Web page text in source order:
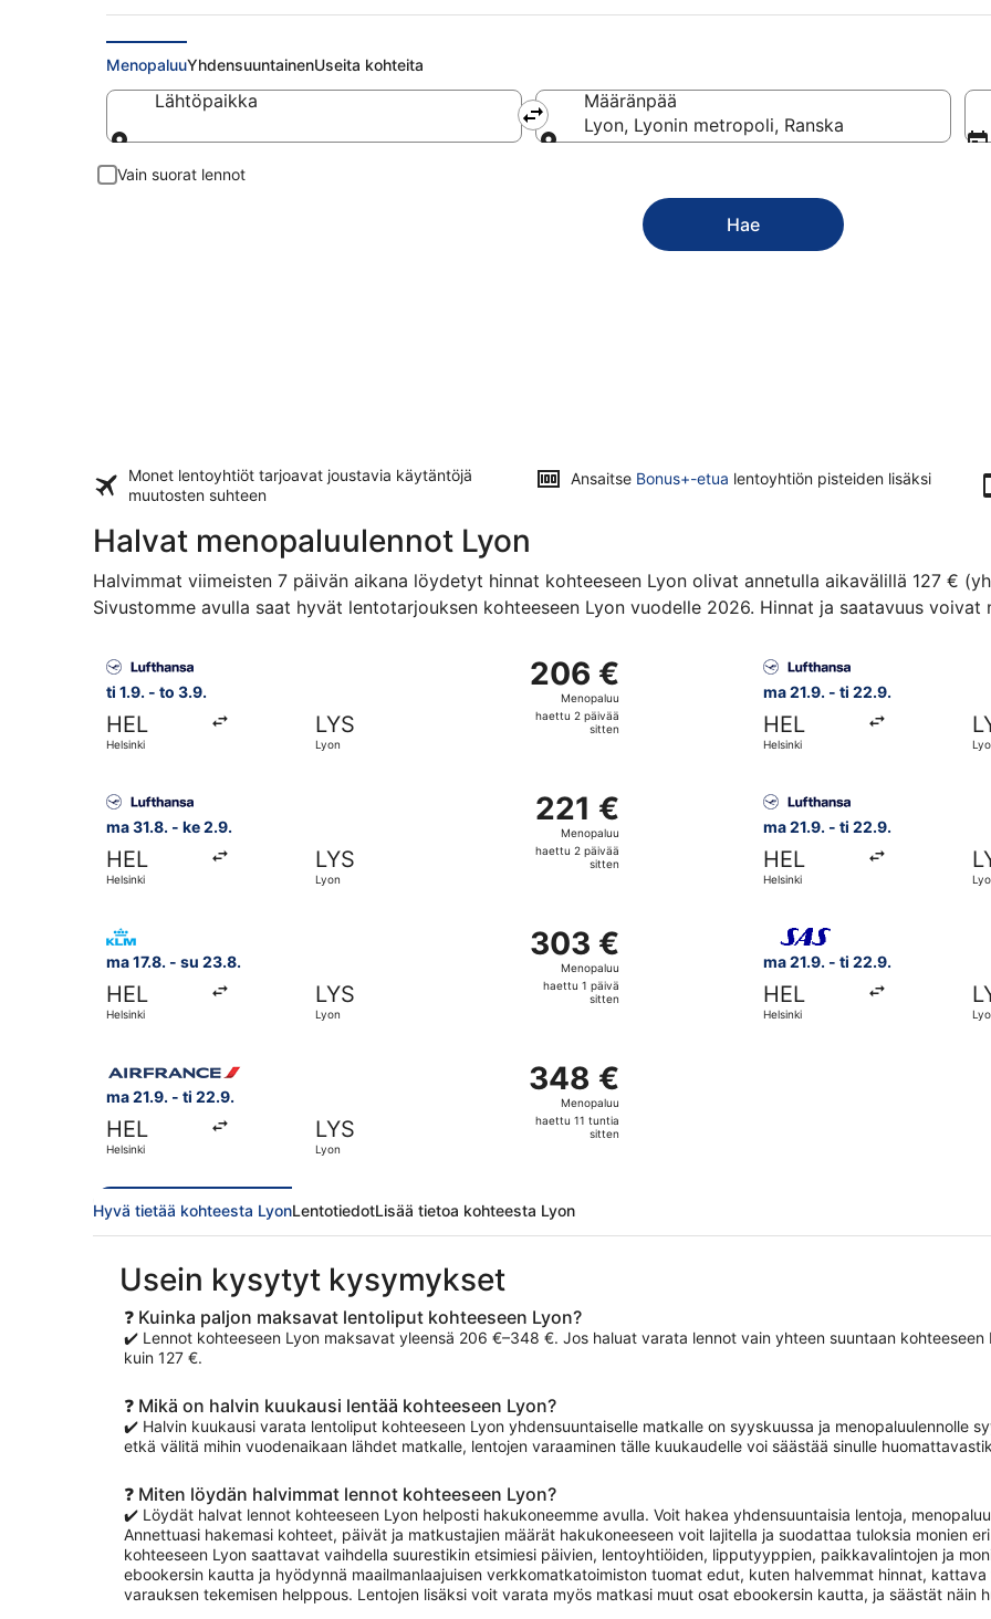
MenopaluuYhdensuuntainenUseita kohteita
Lähtöpaikka
Määränpää
Lyon, Lyonin metropoli, Ranska
Vain suorat lennot
Hae
Monet lentoyhtiöt tarjoavat joustavia käytäntöjä
muutosten suhteen
Ansaitse Bonus+-etua lentoyhtiön pisteiden lisäksi
Halvat menopaluulennot Lyon
Halvimmat viimeisten 7 päivän aikana löydetyt hinnat kohteeseen Lyon olivat annetulla aikavälillä 127 €
Sivustomme avulla saat hyvät lentotarjouksen kohteeseen Lyon vuodelle 2026. Hinnat ja saatavuus voivat
ti 1.9. - to 3.9.
HEL
Helsinki
LYS
Lyon
206 €
Menopaluu,
haettu
206 €
Menopaluu
haettu 2 päivää
sitten
ma 21.9. - ti 22.9.
HEL
Helsinki
ma 31.8. - ke 2.9.
HEL
Helsinki
LYS
Lyon
221 €
Menopaluu,
haettu
221 €
Menopaluu
haettu 2 päivää
sitten
ma 21.9. - ti 22.9.
HEL
Helsinki
ma 17.8. - su 23.8.
HEL
Helsinki
LYS
Lyon
303 €
Menopaluu,
haettu
303 €
Menopaluu
haettu 1 päivä
sitten
Valitse lentoyhtiön KLM lento, lähtö ma 17.8. kohteesta Helsinki kohteeseen Lyon, paluu su 23.8.,
ma 21.9. - ti 22.9.
HEL
Helsinki
Valitse lentoyhtiön
ma 21.9. - ti 22.9.
HEL
Helsinki
LYS
Lyon
348 €
Menopaluu,
haettu
348 €
Menopaluu
haettu 11 tuntia
sitten
Hyvä tietää kohteesta LyonLentotiedotLisää tietoa kohteesta Lyon
Usein kysytyt kysymykset
❓ Kuinka paljon maksavat lentoliput kohteeseen Lyon?
✔️ Lennot kohteeseen Lyon maksavat yleensä 206 €–348 €. Jos haluat varata lennot vain yhteen suuntaan
kuin 127 €.
❓ Mikä on halvin kuukausi lentää kohteeseen Lyon?
✔️ Halvin kuukausi varata lentoliput kohteeseen Lyon yhdensuuntaiselle matkalle on syyskuussa ja menopaluulennolle
etkä välitä mihin vuodenaikaan lähdet matkalle, lentojen varaaminen tälle kuukaudelle voi säästää sinulle
❓ Miten löydän halvimmat lennot kohteeseen Lyon?
✔️ Löydät halvat lennot kohteeseen Lyon helposti hakukoneemme avulla. Voit hakea yhdensuuntaisia lentoja,
Annettuasi hakemasi kohteet, päivät ja matkustajien määrät hakukoneeseen voit lajitella ja suodattaa tuloksia monien
kohteeseen Lyon saattavat vaihdella suurestikin etsimiesi päivien, lentoyhtiöiden, lipputyyppien, paikkavalintojen ja
ebookersin kautta ja hyödynnä maailmanlaajuisen verkkomatkatoimiston tuomat edut, kuten halvemmat hinnat,
varauksen tekemisen helppous. Lentojen lisäksi voit varata myös matkasi muut osat ebookersin kautta, ja säästät näin